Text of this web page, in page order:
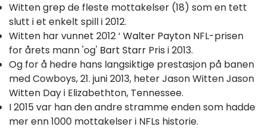
Witten grep de fleste mottakelser (18) som en tett
slutt i et enkelt spill i 2012.
Witten har vunnet 2012 ‘ Walter Payton NFL-prisen
for årets mann 'og' Bart Starr Pris i 2013.
Og for å hedre hans langsiktige prestasjon på banen
med Cowboys, 21. juni 2013, heter Jason Witten Jason
Witten Day i Elizabethton, Tennessee.
I 2015 var han den andre stramme enden som hadde
mer enn 1000 mottakelser i NFLs historie.